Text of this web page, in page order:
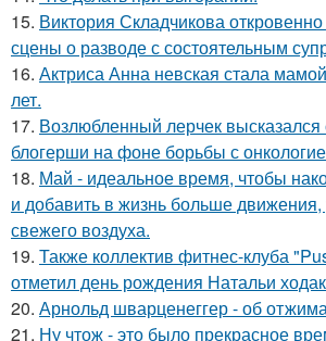
15. Виктория Складчикова
сцены о разводе с состоятельным
16. Актриса Анна невская стала
лет.
17. Возлюбленный лерчек высказался
блогерши на фоне борьбы с
18. Май - идеальное время, чтобы
и добавить в жизнь больше движения,
свежего воздуха.
19. Также коллектив фитнес-клуба
отметил день рождения Натальи
20. Арнольд шварценеггер - об
21. Ну чтож - это было прекрасное